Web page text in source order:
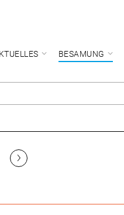
BESAMUNG
›